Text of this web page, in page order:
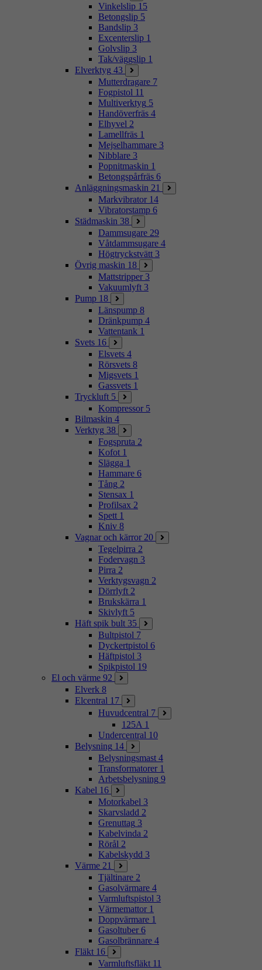
Vinkelslip 15
Betongslip 5
Bandslip 3
Excenterslip 1
Golvslip 3
Tak/väggslip 1
Elverktyg 43
Mutterdragare 7
Fogpistol 11
Multiverktyg 5
Handöverfräs 4
Elhyvel 2
Lamellfräs 1
Mejselhammare 3
Nibblare 3
Popnitmaskin 1
Betongspårfräs 6
Anläggningsmaskin 21
Markvibrator 14
Vibratorstamp 6
Städmaskin 38
Dammsugare 29
Våtdammsugare 4
Högtryckstvätt 3
Övrig maskin 18
Mattstripper 3
Vakuumlyft 3
Pump 18
Länspump 8
Dränkpump 4
Vattentank 1
Svets 16
Elsvets 4
Rörsvets 8
Migsvets 1
Gassvets 1
Tryckluft 5
Kompressor 5
Bilmaskin 4
Verktyg 38
Fogspruta 2
Kofot 1
Slägga 1
Hammare 6
Tång 2
Stensax 1
Profilsax 2
Spett 1
Kniv 8
Vagnar och kärror 20
Tegelpirra 2
Fodervagn 3
Pirra 2
Verktygsvagn 2
Dörrlyft 2
Brukskärra 1
Skivlyft 5
Häft spik bult 35
Bultpistol 7
Dyckertpistol 6
Häftpistol 3
Spikpistol 19
El och värme 92
Elverk 8
Elcentral 17
Huvudcentral 7
125A 1
Undercentral 10
Belysning 14
Belysningsmast 4
Transformatorer 1
Arbetsbelysning 9
Kabel 16
Motorkabel 3
Skarvsladd 2
Grenuttag 3
Kabelvinda 2
Rörål 2
Kabelskydd 3
Värme 21
Tjältinare 2
Gasolvärmare 4
Varmluftspistol 3
Värmemattor 1
Doppvärmare 1
Gasoltuber 6
Gasolbrännare 4
Fläkt 16
Varmluftsfläkt 11